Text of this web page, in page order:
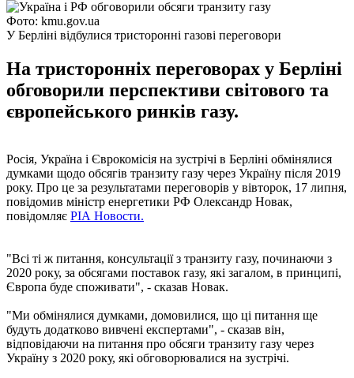
Фото: kmu.gov.ua
У Берліні відбулися тристоронні газові переговори
На тристоронніх переговорах у Берліні
обговорили перспективи світового та
європейського ринків газу.
Росія, Україна і Єврокомісія на зустрічі в Берліні обмінялися
думками щодо обсягів транзиту газу через Україну після 2019
року. Про це за результатами переговорів у вівторок, 17 липня,
повідомив міністр енергетики РФ Олександр Новак,
повідомляє РІА Новости.
"Всі ті ж питання, консультації з транзиту газу, починаючи з
2020 року, за обсягами поставок газу, які загалом, в принципі,
Європа буде споживати", - сказав Новак.
"Ми обмінялися думками, домовилися, що ці питання ще
будуть додатково вивчені експертами", - сказав він,
відповідаючи на питання про обсяги транзиту газу через
Україну з 2020 року, які обговорювалися на зустрічі.